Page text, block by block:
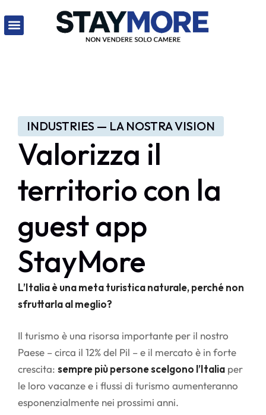
INDUSTRIES — LA NOSTRA VISION
Valorizza il
territorio con la
guest app
StayMore
L’Italia è una meta turistica naturale, perché non
sfruttarla al meglio?
Il turismo è una risorsa importante per il nostro
Paese – circa il 12% del Pil – e il mercato è in forte
crescita: sempre più persone scelgono l’Italia per
le loro vacanze e i flussi di turismo aumenteranno
esponenzialmente nei prossimi anni.